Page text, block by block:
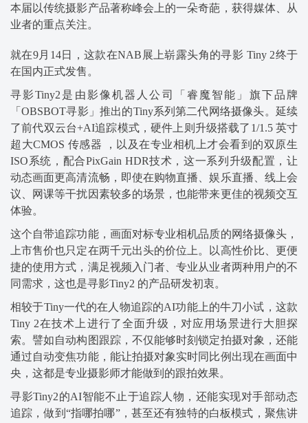
本届以传统摄影产品著称峰会上的一朵奇葩，获得媒体、从
业者的重点关注。
就在9月14日，这款在NAB展上崭露头角的寻影 Tiny 2终于
在国内正式发售。
寻影Tiny2是由影像机器人公司「睿魔智能」旗下品牌
「OBSBOT寻影」推出的Tiny系列第二代网络摄像头。延续
了前代双云台+AI追踪模式，硬件上则升级搭载了1/1.5 英寸
超大CMOS 传感器 ，以及在专业相机上才会看到的双原生
ISO系统，配合PixGain HDR技术，这一系列升级配置，让
动态画面更高清流畅，即使在购物直播、娱乐直播、线上会
议、网课等干扰因素较多的场景，也能带来更佳的视频交互
体验。
这个自带追踪功能，画面对标专业相机品质的网络摄像头，
上市售价也只定在两千元出头的价位上。以高性价比、更便
捷的使用方式，满足视频入门者、专业从业者两种用户的不
同需求，这也是寻影Tiny2 的产品研发初衷。
相较于Tiny一代的在人物追踪的AI功能上的牛刀小试，这款
Tiny 2在技术上进行了全面升级，对应用场景进行大胆探
索。譬如自动构图跟踪，不仅能够时刻锁定拍摄对象，还能
通过自动变焦功能，能让拍摄对象实时同比例出现在画面中
央 ，这都是专业摄影师才能做到的跟拍效果。
寻影Tiny2的AI智能不止于追踪人物，还能实现对手部动态
追踪，做到“指哪拍哪”，甚至还有独特的白板模式，聚焦讲